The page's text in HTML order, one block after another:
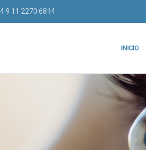
9 11 2270 6814
INICIO